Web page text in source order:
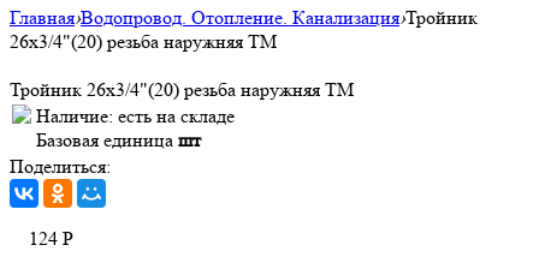
Главная›Водопровод. Отопление. Канализация›Тройник
26х3/4"(20) резьба наружняя ТМ
Тройник 26х3/4"(20) резьба наружняя ТМ
Наличие: есть на складе
Базовая единица шт
Поделиться:
124 Р